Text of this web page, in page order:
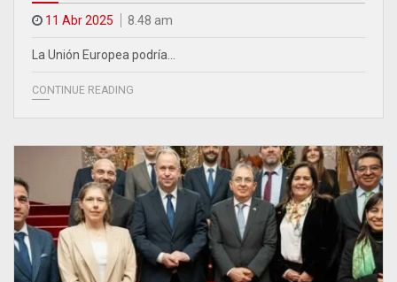
11 Abr 2025 8.48 am
La Unión Europea podría…
CONTINUE READING